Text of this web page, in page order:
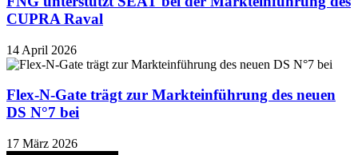
CUPRA Raval
14 April 2026
Flex-N-Gate trägt zur Markteinführung des neuen
DS N°7 bei
17 März 2026